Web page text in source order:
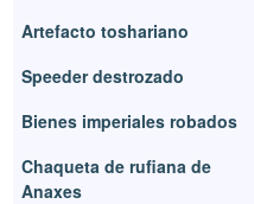
Artefacto toshariano
Speeder destrozado
Bienes imperiales robados
Chaqueta de rufiana de
Anaxes